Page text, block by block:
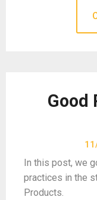
Good
In this post, we
practices in the
Products.